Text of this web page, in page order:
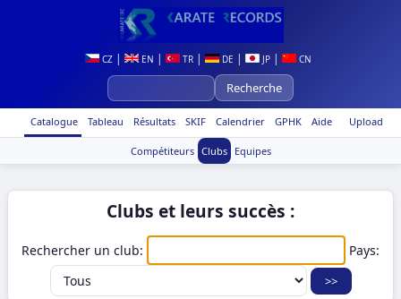
CZ| EN | TR| DE | JP| CN
Upload
Catalogue Tableau Résultats SKIF Calendrier GPHK Aide
Compétiteurs Clubs Equipes
Clubs et leurs succès :
Rechercher un club: Pays: